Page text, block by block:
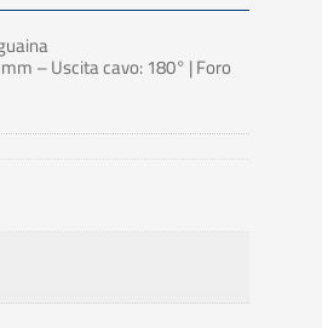
– Uscita cavo: 180° | Foro